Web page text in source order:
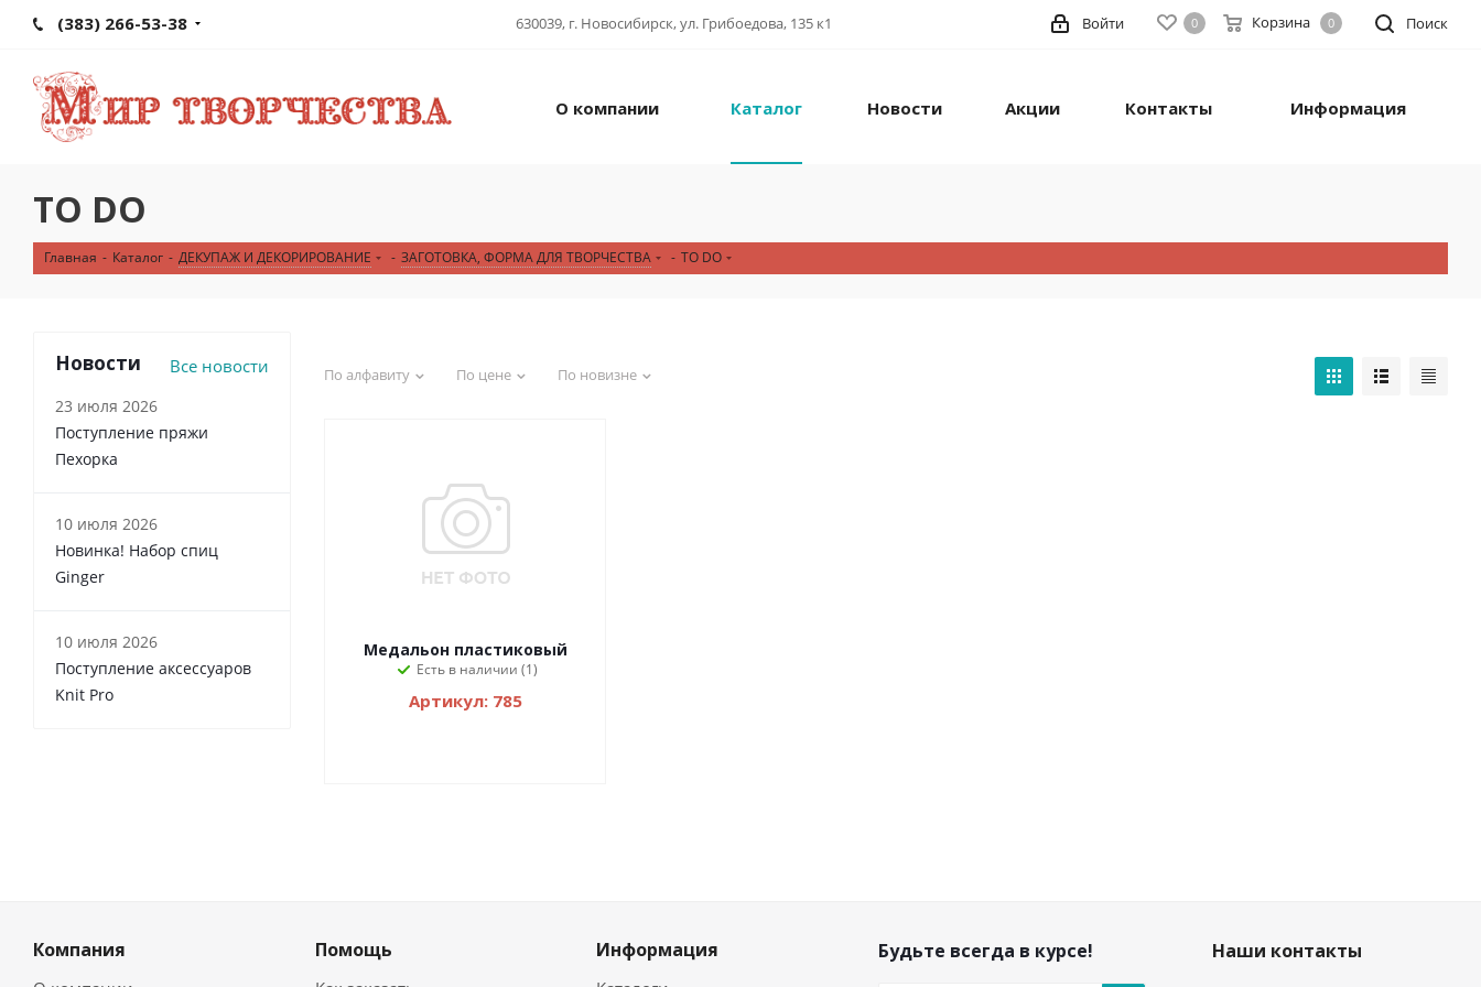
(383) 266-53-38 630039, г. Новосибирск, ул. Грибоедова, 135 к1 Поиск
0 Корзина 0
Войти
О компании Каталог Новости Акции Контакты Информация
TO DO
Главная - Каталог - ДЕКУПАЖ И ДЕКОРИРОВАНИЕ - ЗАГОТОВКА, ФОРМА ДЛЯ ТВОРЧЕСТВА - TO DO
По алфавиту По цене По новизне
Медальон пластиковый
Есть в наличии (1)
Артикул: 785
Новости Все новости
23 июля 2026
Поступление пряжи
Пехорка
10 июля 2026
Новинка! Набор спиц
Ginger
10 июля 2026
Поступление аксессуаров
Knit Pro
Компания Помощь Информация Будьте всегда в курсе! Наши контакты